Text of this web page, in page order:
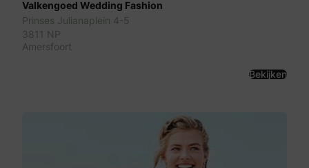
Valkengoed Wedding Fashion
Prinses Julianaplein 4-5
3811 NP
Amersfoort
Bekijken